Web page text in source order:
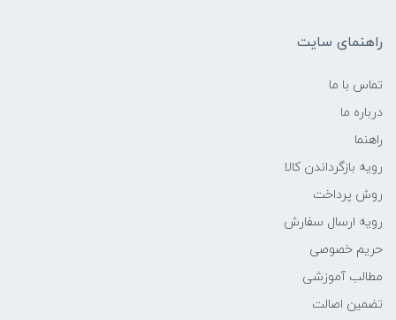
راهنمای سایت
تماس با ما
درباره ما
راهنما
رویه‌ بازگرداندن کالا
روش پرداخت
رویه ارسال سفارش
حریم خصوصی
مطالب آموزشی
تضمین اصالت